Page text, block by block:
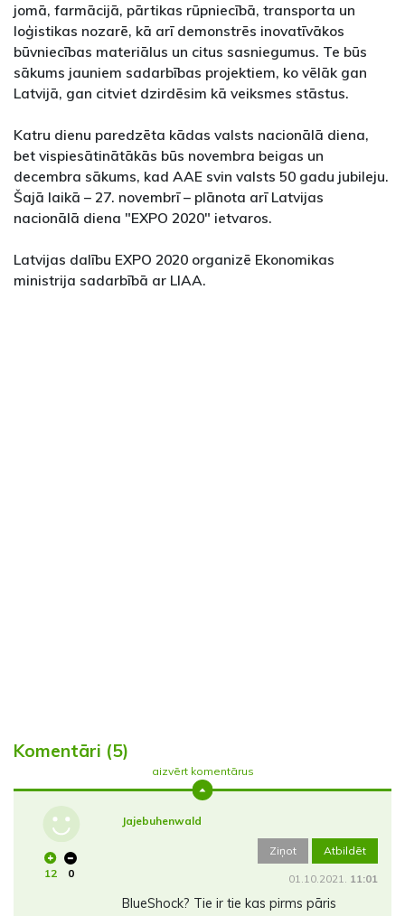
jomā, farmācijā, pārtikas rūpniecībā, transporta un
loģistikas nozarē, kā arī demonstrēs inovatīvākos
būvniecības materiālus un citus sasniegumus. Te būs
sākums jauniem sadarbības projektiem, ko vēlāk gan
Latvijā, gan citviet dzirdēsim kā veiksmes stāstus.
Katru dienu paredzēta kādas valsts nacionālā diena,
bet vispiesātinātākās būs novembra beigas un
decembra sākums, kad AAE svin valsts 50 gadu jubileju.
Šajā laikā – 27. novembrī – plānota arī Latvijas
nacionālā diena "EXPO 2020" ietvaros.
Latvijas dalību EXPO 2020 organizē Ekonomikas
ministrija sadarbībā ar LIAA.
Komentāri (5)
aizvērt komentārus
12 0
Jajebuhenwald
Ziņot Atbildēt
01.10.2021. 11:01
BlueShock? Tie ir tie kas pirms pāris